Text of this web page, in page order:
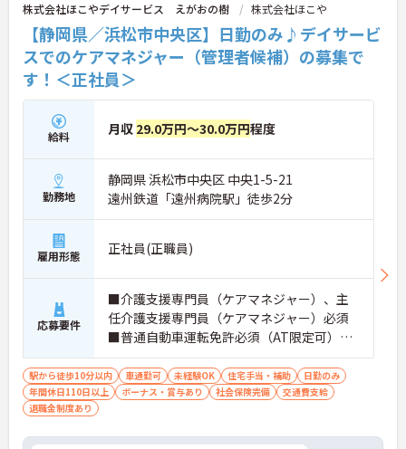
株式会社ほこやデイサービス えがおの樹 株式会社ほこや
【静岡県／浜松市中央区】日勤のみ♪デイサービ
スでのケアマネジャー（管理者候補）の募集で
す！＜正社員＞
給料 月収 29.0万円～30.0万円程度
勤務地
静岡県 浜松市中央区 中央1-5-21
遠州鉄道「遠州病院駅」徒歩2分
雇用形態 正社員(正職員)
応募要件
■介護支援専門員（ケアマネジャー）、主
任介護支援専門員（ケアマネジャー）必須
■普通自動車運転免許必須（AT限定可）■
経験不問
駅から徒歩10分以内 車通勤可 未経験OK 住宅手当・補助
日勤のみ
年間休日110日以上
ボーナス・賞与あり 社会保険完備
交通費支給
退職金制度あり